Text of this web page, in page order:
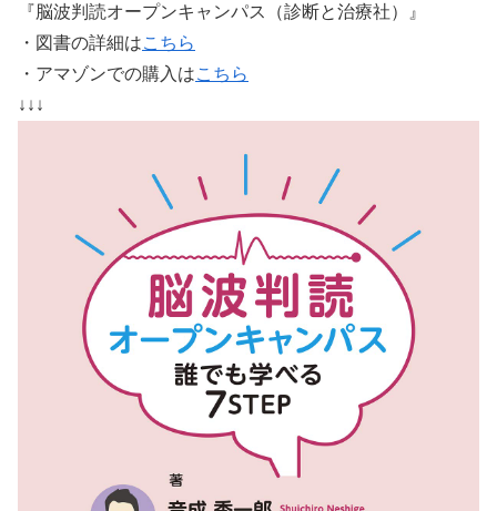
『脳波判読オープンキャンパス（診断と治療社）』
・図書の詳細はこちら
・アマゾンでの購入はこちら
↓↓↓